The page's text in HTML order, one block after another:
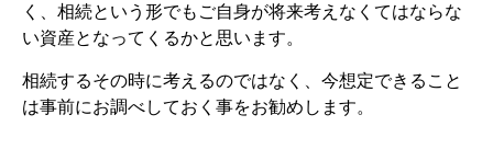
く、相続という形でもご自身が将来考えなくてはならな
い資産となってくるかと思います。
相続するその時に考えるのではなく、今想定できること
は事前にお調べしておく事をお勧めします。